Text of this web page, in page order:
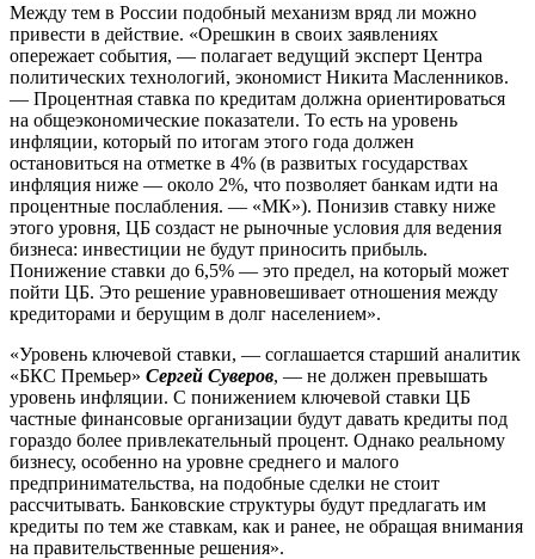
Между тем в России подобный механизм вряд ли можно
привести в действие. «Орешкин в своих заявлениях
опережает события, — полагает ведущий эксперт Центра
политических технологий, экономист Никита Масленников.
— Процентная ставка по кредитам должна ориентироваться
на общеэкономические показатели. То есть на уровень
инфляции, который по итогам этого года должен
остановиться на отметке в 4% (в развитых государствах
инфляция ниже — около 2%, что позволяет банкам идти на
процентные послабления. — «МК»). Понизив ставку ниже
этого уровня, ЦБ создаст не рыночные условия для ведения
бизнеса: инвестиции не будут приносить прибыль.
Понижение ставки до 6,5% — это предел, на который может
пойти ЦБ. Это решение уравновешивает отношения между
кредиторами и берущим в долг населением».
«Уровень ключевой ставки, — соглашается старший аналитик
«БКС Премьер» Сергей Суверов, — не должен превышать
уровень инфляции. С понижением ключевой ставки ЦБ
частные финансовые организации будут давать кредиты под
гораздо более привлекательный процент. Однако реальному
бизнесу, особенно на уровне среднего и малого
предпринимательства, на подобные сделки не стоит
рассчитывать. Банковские структуры будут предлагать им
кредиты по тем же ставкам, как и ранее, не обращая внимания
на правительственные решения».